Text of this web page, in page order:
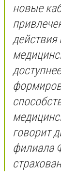
новые
действия
говорит
филиала